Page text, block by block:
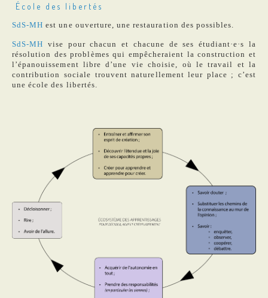
École des libertés
SdS-MH est une ouverture, une restauration des possibles.
SdS-MH vise pour chacun et chacune de ses étudiant·e·s la
résolution des problèmes qui empêcheraient la construction et
l’épanouissement libre d’une vie choisie, où le travail et la
contribution sociale trouvent naturellement leur place ; c’est
une école des libertés.